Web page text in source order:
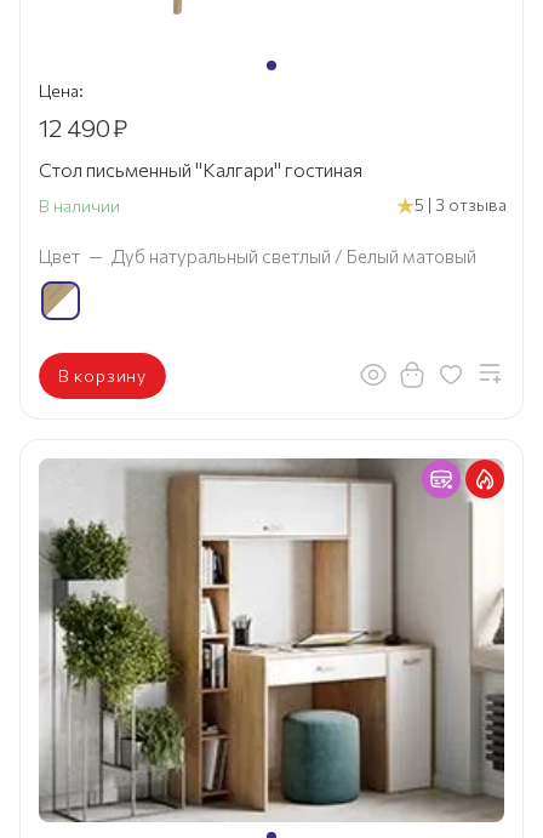
Цена:
12 490₽
Стол письменный "Калгари" гостиная
В наличии 5 | 3 отзыва
Цвет — Дуб натуральный светлый / Белый матовый
В корзину